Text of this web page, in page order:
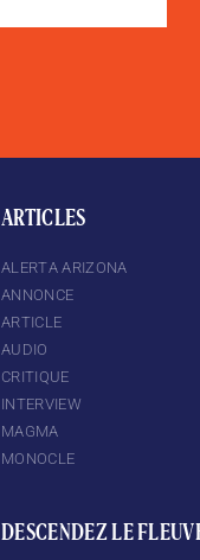
ARTICLES
ALERTA ARIZONA
ANNONCE
ARTICLE
AUDIO
CRITIQUE
INTERVIEW
MAGMA
MONOCLE
DESCENDEZ LE